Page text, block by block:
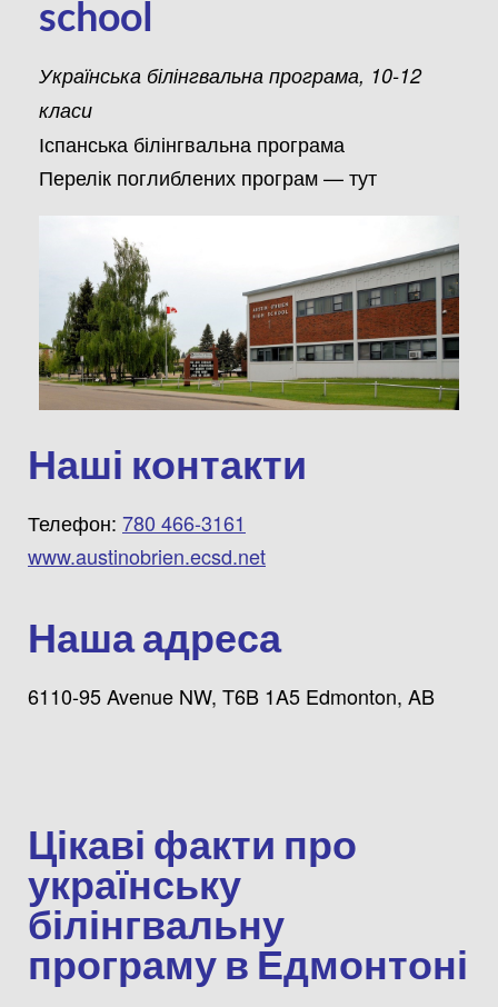
school
Українська білінгвальна програма, 10-12
класи
Іспанська білінгвальна програма
Перелік поглиблених програм —тут
Наші контакти
Телефон: 780 466-3161
www.austinobrien.ecsd.net
Наша адреса
6110-95 Avenue NW, T6B 1A5 Edmonton, AB
Цікаві факти про
українську
білінгвальну
програму в Едмонтоні